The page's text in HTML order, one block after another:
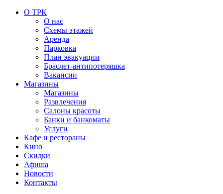
О ТРК
О нас
Схемы этажей
Аренда
Парковка
План эвакуации
Браслет-антипотеряшка
Вакансии
Магазины
Магазины
Развлечения
Салоны красоты
Банки и банкоматы
Услуги
Кафе и рестораны
Кино
Скидки
Афиша
Новости
Контакты